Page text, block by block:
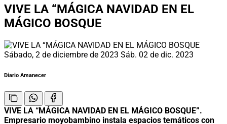
VIVE LA “MÁGICA NAVIDAD EN EL
MÁGICO BOSQUE
Sábado, 2 de diciembre de 2023 Sáb. 02 de dic. 2023
Diario Amanecer
VIVE LA “MÁGICA NAVIDAD EN EL MÁGICO BOSQUE”.
Empresario moyobambino instala espacios temáticos con